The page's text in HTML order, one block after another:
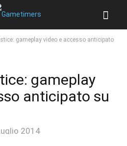
gameplay video e accesso anticipato
gameplay
anticipato su
2014